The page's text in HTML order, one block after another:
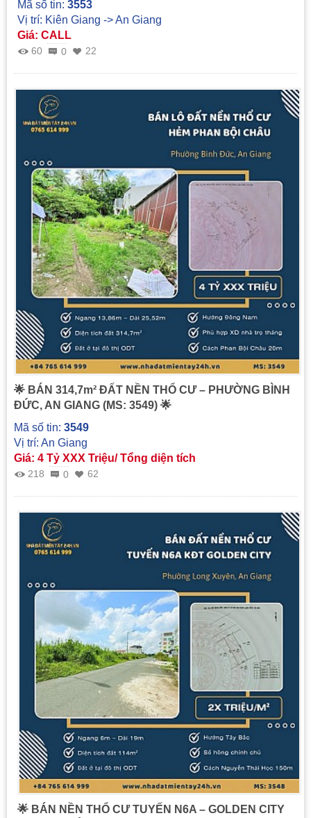
Mã số tin: 3553
Vị trí: Kiên Giang -> An Giang
Giá: CALL
60 0 22
🌟 BÁN 314,7m² ĐẤT NỀN THỔ CƯ – PHƯỜNG BÌNH
ĐỨC, AN GIANG (MS: 3549) 🌟
Mã số tin: 3549
Vị trí: An Giang
Giá: 4 Tỷ XXX Triệu/ Tổng diện tích
218 0 62
🌟 BÁN NỀN THỔ CƯ TUYẾN N6A – GOLDEN CITY